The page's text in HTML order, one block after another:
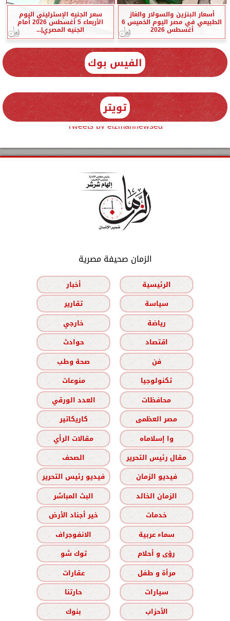
أسعار البنزين والسولار والغاز
الطبيعي في مصر اليوم الخميس 6
أغسطس 2026
سعر الجنيه الإسترليني اليوم
الأربعاء 5 أغسطس 2026 أمام
الجنيه المصري|...
الفيس بوك
تويتر
Tweets by elzmannewseg
الزمان صحيفة مصرية
الرئيسية
أخبار
سياسة
تقارير
رياضة
خارجي
اقتصاد
حوادث
فن
صحة وطب
تكنولوجيا
منوعات
محافظات
العدد الورقي
مصر العظمى
كاريكاتير
وا إسلاماه
مقالات الرأي
مقال رئيس التحرير
الصحف
فيديو الزمان
فيديو رئيس التحرير
الزمان الخالد
البث المباشر
خدمات
خير أجناد الأرض
سماء عربية
الانفوجراف
رؤى و أحلام
توك شو
مرأة و طفل
عقارات
سيارات
حارتنا
الأحزاب
بنوك